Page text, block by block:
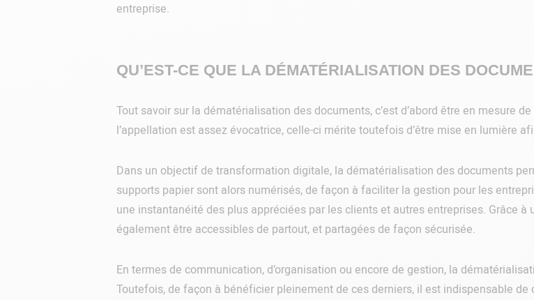
entreprise.
QU’EST-CE QUE LA DÉMATÉRIALISATION DES
Tout savoir sur la dématérialisation des documents, c’est d’abord être en mesure
l’appellation est assez évocatrice, celle-ci mérite toutefois d’être mise en lumière
Dans un objectif de transformation digitale, la dématérialisation des documents
supports papier sont alors numérisés, de façon à faciliter la gestion pour les
une instantanéité des plus appréciées par les clients et autres entreprises. Grâce
également être accessibles de partout, et partagées de façon sécurisée.
En termes de communication, d’organisation ou encore de gestion, la
Toutefois, de façon à bénéficier pleinement de ces derniers, il est indispensable